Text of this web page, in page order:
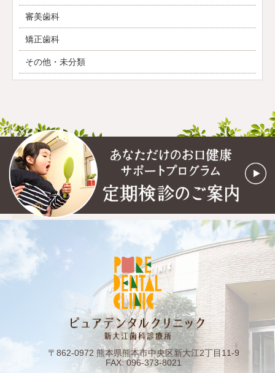
審美歯科
矯正歯科
その他・未分類
〒862-0972 熊本県熊本市中央区新大江2丁目11-9
FAX: 096-373-8021